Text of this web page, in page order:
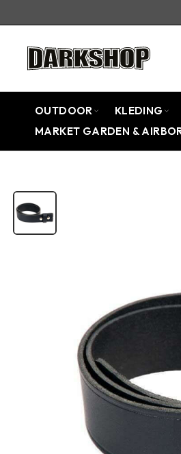
OUTDOOR KLEDING
MARKET GARDEN &